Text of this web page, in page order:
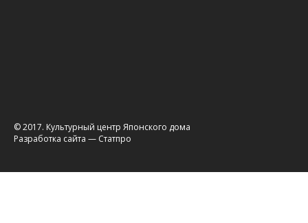
© 2017. Культурный центр Японского дома
Разработка сайта — Статпро